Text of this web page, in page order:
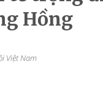
Hồng
Việt Nam